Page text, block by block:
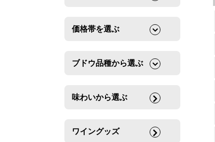
価格帯を選ぶ
ブドウ品種から選ぶ
味わいから選ぶ
ワイングッズ